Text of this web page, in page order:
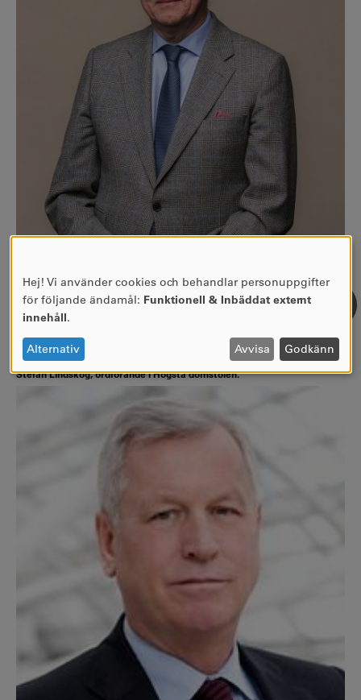
Foto av: Foto: Högsta domstolen
Stefan Lindskog, ordförande i Högsta domstolen.
ANVÄNDNING
AV
OCH
COOKIES
Hej! Vi använder cookies och behandlar personuppgifter
för följande ändamål: Funktionell & Inbäddat externt
innehåll.
Alternativ Avvisa Godkänn